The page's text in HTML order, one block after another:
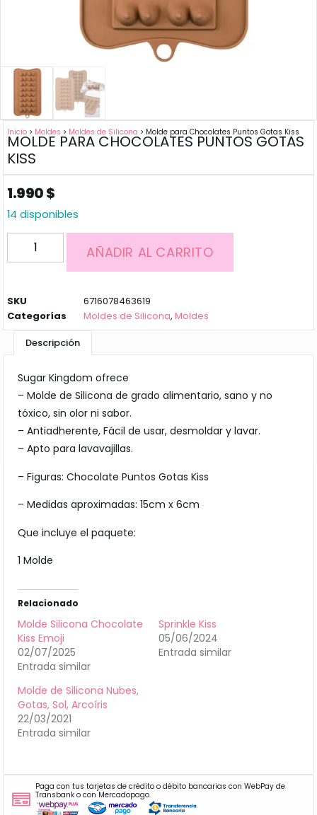
Inicio > Moldes > Moldes de Silicona > Molde para Chocolates Puntos Gotas Kiss
MOLDE PARA CHOCOLATES PUNTOS GOTAS
KISS
1.990$
14 disponibles
AÑADIR AL CARRITO
SKU
6716078463619
Categorías
Moldes de Silicona,Moldes
Descripción
Sugar Kingdom ofrece
– Molde de Silicona de grado alimentario, sano y no
tóxico, sin olor ni sabor.
– Antiadherente, Fácil de usar, desmoldar y lavar.
– Apto para lavavajillas.
– Figuras: Chocolate Puntos Gotas Kiss
– Medidas aproximadas: 15cm x 6cm
Que incluye el paquete:
1 Molde
Relacionado
Molde Silicona Chocolate
Kiss Emoji
02/07/2025
Entrada similar
Sprinkle Kiss
05/06/2024
Entrada similar
Molde de Silicona Nubes,
Gotas, Sol, Arcoíris
22/03/2021
Entrada similar
Paga con tus tarjetas de crédito o débito bancarias con WebPay de
Transbank o con Mercadopago.